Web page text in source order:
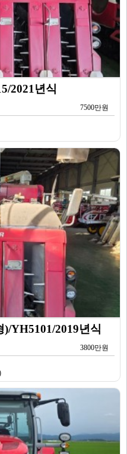
2021년식
7500만원
YH5101/2019년식
3800만원